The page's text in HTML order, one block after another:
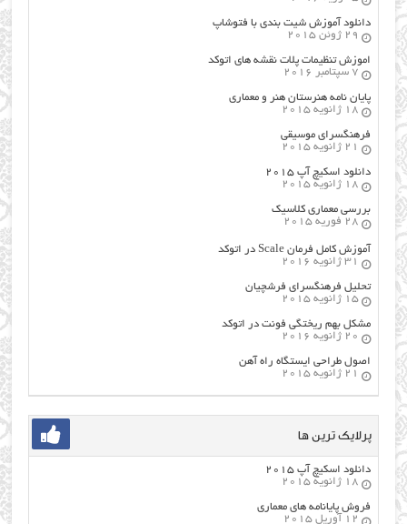
دانلود آموزش شیت بندی با فتوشاپ
29 ژوئن 2015
اموزش تنظیمات پلات نقشه های اتوکد
7 سپتامبر 2016
پایان نامه هنرستان هنر و معماري
18 ژانویه 2015
فرهنگسراي موسيقي
21 ژانویه 2015
دانلود اسکیچ آپ ۲۰۱۵
18 ژانویه 2015
بررسی معماری کلاسیک
28 فوریه 2015
آموزش کامل فرمان Scale در اتوکد
31 ژانویه 2016
تحلیل فرهنگسرای فرشچیان
15 ژانویه 2015
مشکل بهم ریختگی فونت در اتوکد
20 ژانویه 2016
اصول طراحي ایستگاه راه آهن
21 ژانویه 2015
پرلایک ترین ها
دانلود اسکیچ آپ ۲۰۱۵
18 ژانویه 2015
فروش پایانامه های معماری
12 آوریل 2015